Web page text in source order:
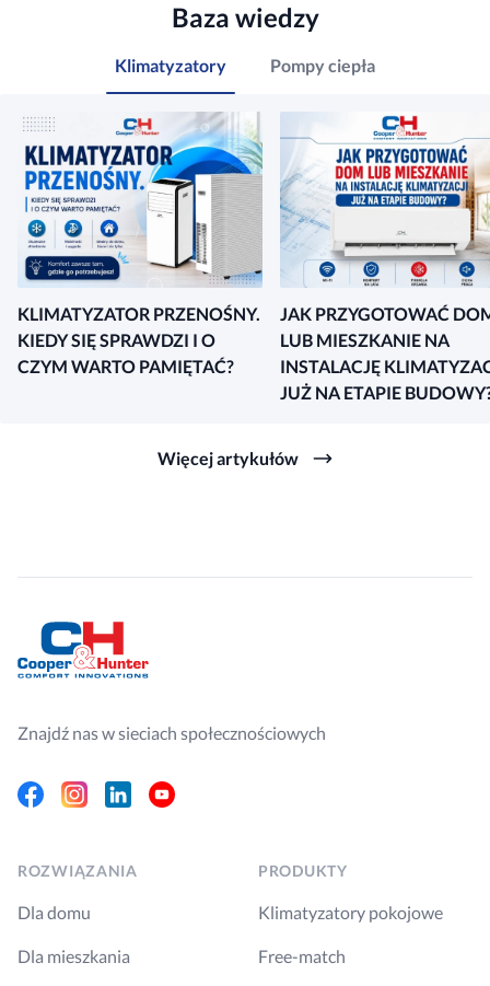
Baza wiedzy
Klimatyzatory Pompy ciepła
KLIMATYZATOR PRZENOŚNY.
KIEDY SIĘ SPRAWDZI I O
CZYM WARTO PAMIĘTAĆ?
JAK PRZYGOTOWAĆ
LUB MIESZKANIE NA
INSTALACJĘ
JUŻ NA ETAPIE
Więcej artykułów
Znajdź nas w sieciach społecznościowych
FacebookInstagramLinkedinYoutube
ROZWIĄZANIA
Dla domu
Dla mieszkania
PRODUKTY
Klimatyzatory pokojowe
Free-match